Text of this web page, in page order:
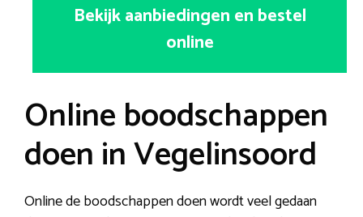
Bekijk aanbiedingen en bestel
online
Online boodschappen
doen in Vegelinsoord
Online de boodschappen doen wordt veel gedaan